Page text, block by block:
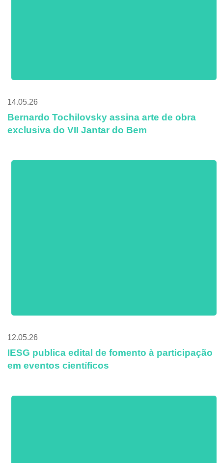
14.05.26
Bernardo Tochilovsky assina arte de obra
exclusiva do VII Jantar do Bem
12.05.26
IESG publica edital de fomento à participação
em eventos científicos